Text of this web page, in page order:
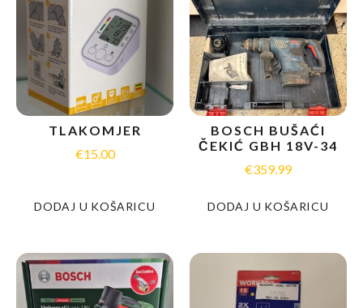
TLAKOMJER
€15.00
DODAJ U KOŠARICU
BOSCH BUŠAĆI
ČEKIĆ GBH 18V-34
€359.99
DODAJ U KOŠARICU